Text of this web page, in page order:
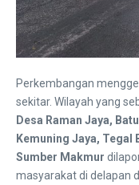
Perkembangan
sekitar. Wilayah yang
Desa Raman Jaya,
Kemuning Jaya, Tegal
Sumber Makmur
masyarakat di delapan